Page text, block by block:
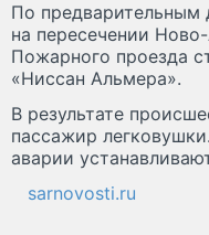
По предварительным
на пересечении
Пожарного проезда
«Ниссан Альмера».
В результате
пассажир
аварии
sarnovosti.ru